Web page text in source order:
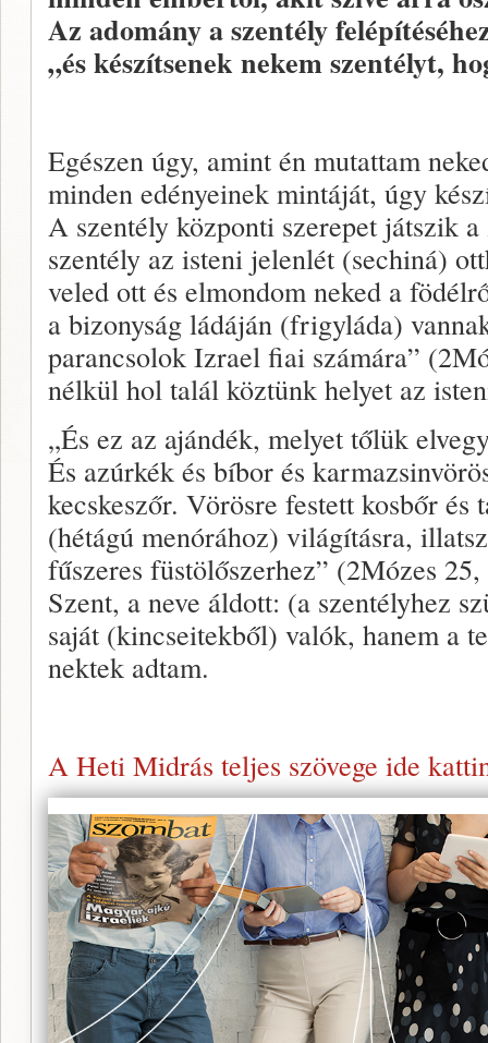
Az adomány a szentély
„és készítsenek nekem szentélyt,
Egészen úgy, amint én mutattam
minden edényeinek mintáját, úgy
A szentély központi szerepet játszik
szentély az isteni jelenlét (sechiná)
veled ott és elmondom neked a
a bizonyság ládáján (frigyláda)
parancsolok Izrael fiai számára”
nélkül hol talál köztünk helyet az
„És ez az ajándék, melyet tőlük
És azúrkék és bíbor és
kecskeszőr. Vörösre festett kosbőr és
(hétágú menórához) világításra,
fűszeres füstölőszerhez” (2Mózes
Szent, a neve áldott: (a szentélyhez
saját (kincseitekből) valók, hanem a
nektek adtam.
A Heti Midrás teljes szövege ide